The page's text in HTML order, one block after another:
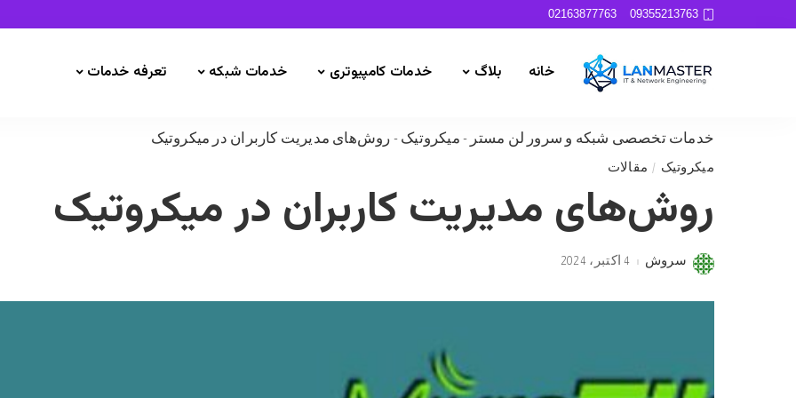
09355213763
02163877763
خانه بلاگ خدمات کامپیوتری خدمات شبکه تعرفه خدمات
خدمات تخصصی شبکه و سرور لن مستر - میکروتیک - روش‌های مدیریت کاربران در میکروتیک
میکروتیک مقالات
روش‌های مدیریت کاربران در میکروتیک
Posted
سروش 4 اکتبر، 2024